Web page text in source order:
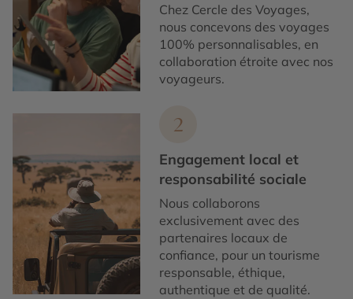
Chez Cercle des Voyages,
nous concevons des voyages
100% personnalisables, en
collaboration étroite avec nos
voyageurs.
2
Engagement local et
responsabilité sociale
Nous collaborons
exclusivement avec des
partenaires locaux de
confiance, pour un tourisme
responsable, éthique,
authentique et de qualité.